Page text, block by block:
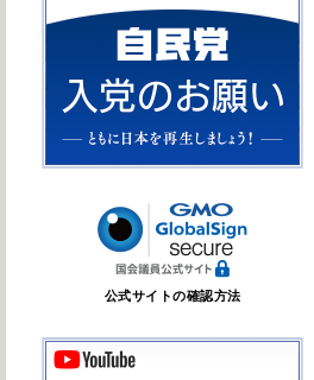
公式サイトの確認方法